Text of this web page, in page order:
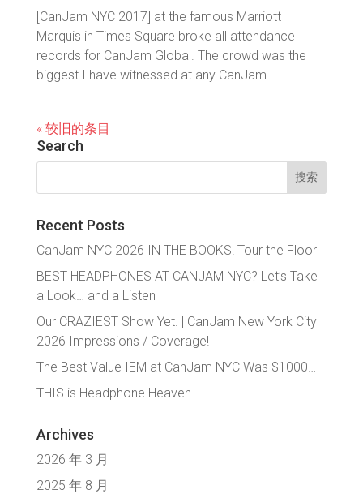
[CanJam NYC 2017] at the famous Marriott
Marquis in Times Square broke all attendance
records for CanJam Global. The crowd was the
biggest I have witnessed at any CanJam…
« 较旧的条目
Search
搜
Recent Posts
CanJam NYC 2026 IN THE BOOKS! Tour the Floor
BEST HEADPHONES AT CANJAM NYC? Let’s Take
a Look… and a Listen
Our CRAZIEST Show Yet. | CanJam New York City
2026 Impressions / Coverage!
The Best Value IEM at CanJam NYC Was $1000…
THIS is Headphone Heaven
Archives
2026 年 3 月
2025 年 8 月